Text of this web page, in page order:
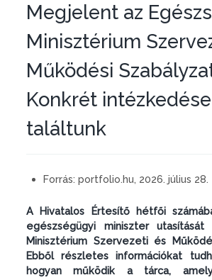
Megjelent az
Minisztérium
Működési
Konkrét
találtunk
Forrás: portfolio.hu, 2026. július 28.
A Hivatalos Értesítő hétfői
egészségügyi miniszter utasítását
Minisztérium Szervezeti és
Ebből részletes információkat
hogyan működik a tárca,